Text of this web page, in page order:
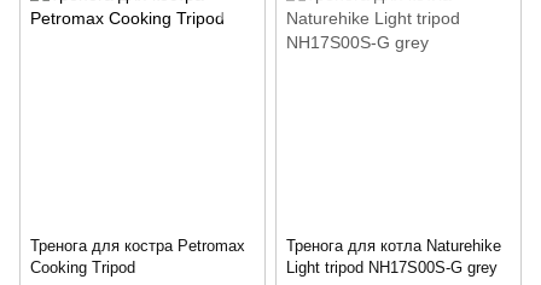
Тренога для костра Petromax
Cooking Tripod
Тренога для котла Naturehike
Light tripod NH17S00S-G grey